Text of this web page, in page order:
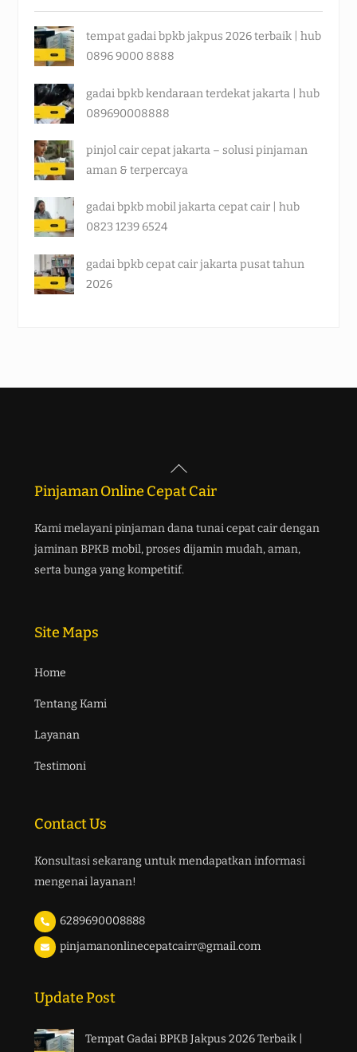
tempat gadai bpkb jakpus 2026 terbaik | hub
0896 9000 8888
gadai bpkb kendaraan terdekat jakarta | hub
089690008888
pinjol cair cepat jakarta – solusi pinjaman
aman & terpercaya
gadai bpkb mobil jakarta cepat cair | hub
0823 1239 6524
gadai bpkb cepat cair jakarta pusat tahun
2026
Pinjaman Online Cepat Cair
Kami melayani pinjaman dana tunai cepat cair dengan
jaminan BPKB mobil, proses dijamin mudah, aman,
serta bunga yang kompetitif.
Site Maps
Home
Tentang Kami
Layanan
Testimoni
Contact Us
Konsultasi sekarang untuk mendapatkan informasi
mengenai layanan!
6289690008888
pinjamanonlinecepatcairr@gmail.com
Update Post
Tempat Gadai BPKB Jakpus 2026 Terbaik |
Back
To